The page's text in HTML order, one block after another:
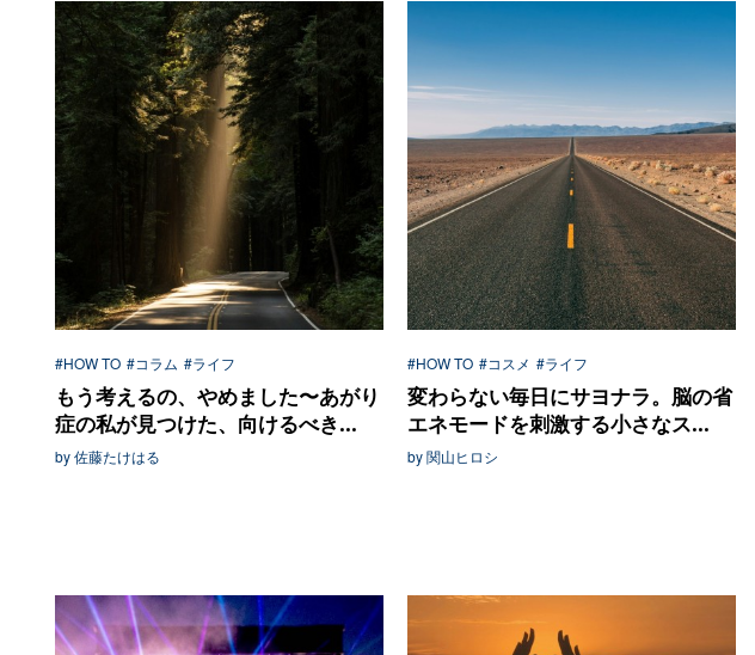
#HOW TO #コラム #ライフ
もう考えるの、やめました〜あがり
症の私が見つけた、向けるべき...
by 佐藤たけはる
#HOW TO #コスメ #ライフ
変わらない毎日にサヨナラ。脳の省
エネモードを刺激する小さなス...
by 関山ヒロシ